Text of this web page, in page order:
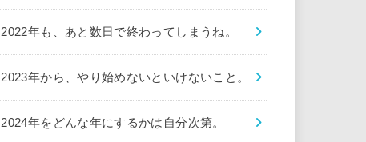
2022年も、あと数日で終わってしまうね。
2023年から、やり始めないといけないこと。
2024年をどんな年にするかは自分次第。